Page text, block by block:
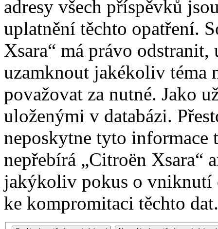
adresy všech příspěvků
uplatnění těchto opatření.
Xsara“ má právo
uzamknout jakékoliv téma
považovat za nutné. Jako
uloženými v databázi.
neposkytne tyto informace
nepřebírá „Citroën Xsara“
jakýkoliv pokus o vniknutí
ke kompromitaci těchto dat.